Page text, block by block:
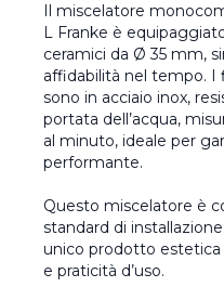
Il miscelatore
L Franke è
ceramici da Ø 35 mm,
affidabilità nel tempo. I
sono in acciaio inox,
portata dell’acqua,
al minuto, ideale per
performante.
Questo miscelatore è
standard di
unico prodotto estetica
e praticità d’uso.